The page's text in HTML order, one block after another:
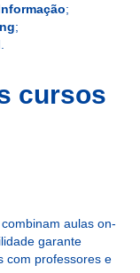
;
;
cursos
combinam aulas on-
garante
com professores e